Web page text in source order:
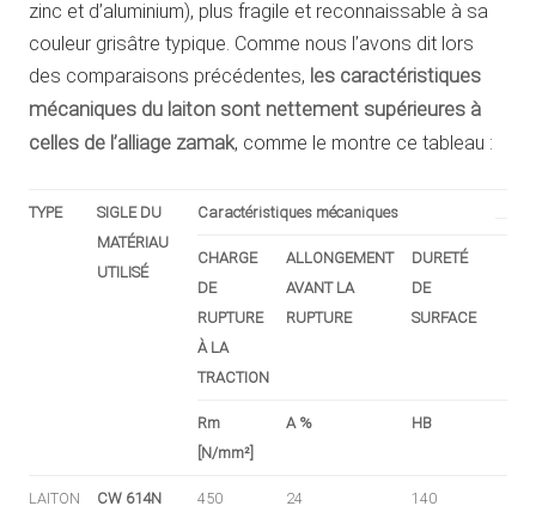
zinc et d’aluminium), plus fragile et reconnaissable à sa
couleur grisâtre typique. Comme nous l’avons dit lors
des comparaisons précédentes, les caractéristiques
mécaniques du laiton sont nettement supérieures à
celles de l’alliage zamak, comme le montre ce tableau :
TYPE
SIGLE DU
MATÉRIAU
UTILISÉ
Caractéristiques mécaniques
CHARGE
DE
RUPTURE
À LA
TRACTION
ALLONGEMENT
AVANT LA
RUPTURE
DURETÉ
DE
SURFACE
Rm
[N/mm²]
A % HB
LAITON CW 614N 450 24 140